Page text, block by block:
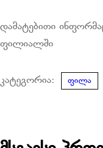
დამატებითი
ფილიალში
კატეგორია: ფილა